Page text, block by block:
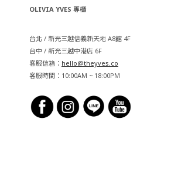
OLIVIA YVES 專櫃
台北 / 新光三越信義新天地 A8館 4F
台中 / 新光三越中港店 6F
客服信箱： hello@theyves.co
客服時間：10:00AM ~ 18:00PM